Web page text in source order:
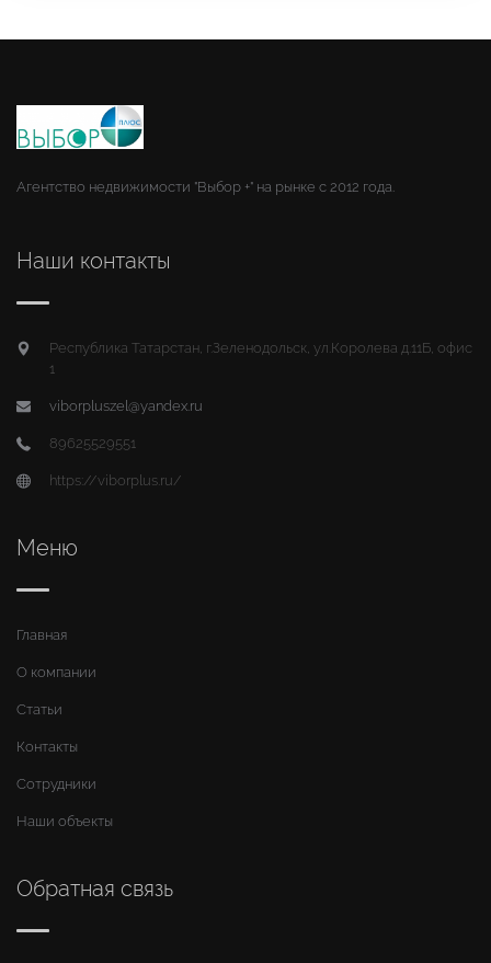
Агентство недвижимости "Выбор +" на рынке с 2012 года.
Наши контакты
Республика Татарстан, г.Зеленодольск, ул.Королева д.11Б, офис
1
viborpluszel@yandex.ru
89625529551
https://viborplus.ru/
Меню
Главная
О компании
Статьи
Контакты
Сотрудники
Наши объекты
Обратная связь